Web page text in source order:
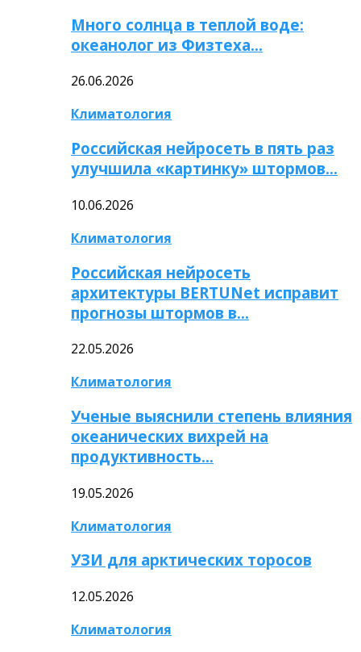
Много солнца в теплой воде:
океанолог из Физтеха…
26.06.2026
Климатология
Российская нейросеть в пять раз
улучшила «картинку» штормов…
10.06.2026
Климатология
Российская нейросеть
архитектуры BERTUNet исправит
прогнозы штормов в…
22.05.2026
Климатология
Ученые выяснили степень влияния
океанических вихрей на
продуктивность…
19.05.2026
Климатология
УЗИ для арктических торосов
12.05.2026
Климатология